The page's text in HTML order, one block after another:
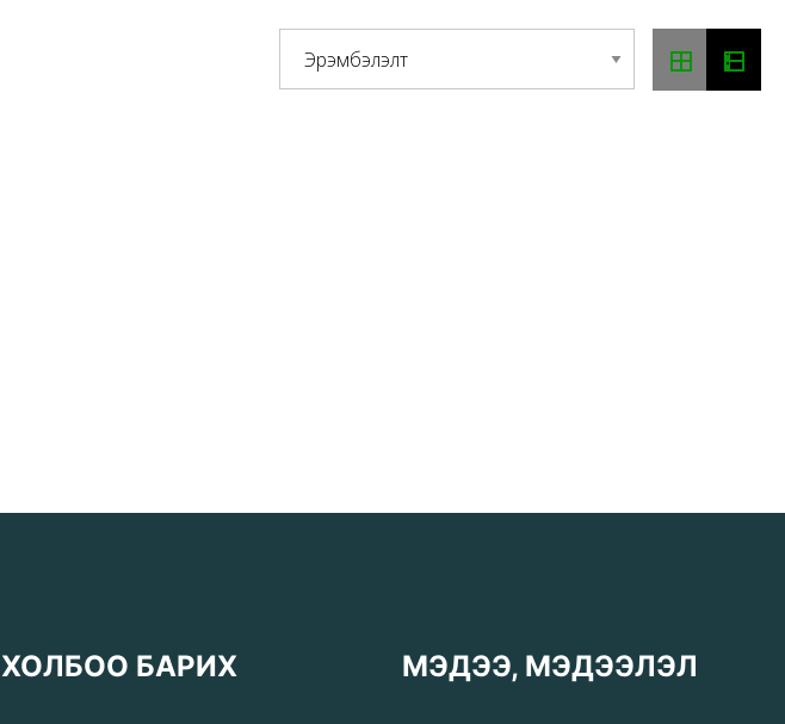
ХОЛБОО БАРИХ МЭДЭЭ, МЭДЭЭЛЭЛ